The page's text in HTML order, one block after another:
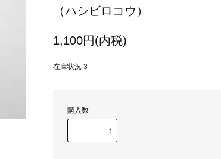
（ハシビロコウ）
1,100円(内税)
在庫状況 3
購入数